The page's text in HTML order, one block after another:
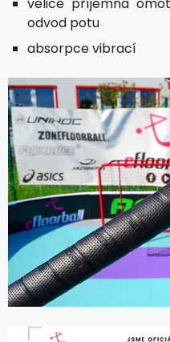
velice příjemná
odvod potu
absorpce vibrací